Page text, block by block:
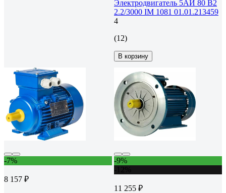
Электродвигатель 5АИ 80 В2
2.2/3000 IM 1081 01.01.213459
4
(12)
В корзину
-7%
8 157 ₽
-9%
11 255 ₽